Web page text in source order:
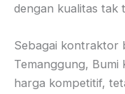
dengan kualitas tak
Sebagai kontraktor
Temanggung, Bumi
harga kompetitif,